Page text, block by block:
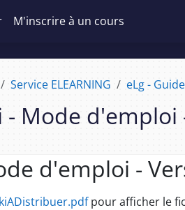
M'inscrire à un cours
Service ELEARNING eLg -
- Mode
d'emploi -
pour afficher le